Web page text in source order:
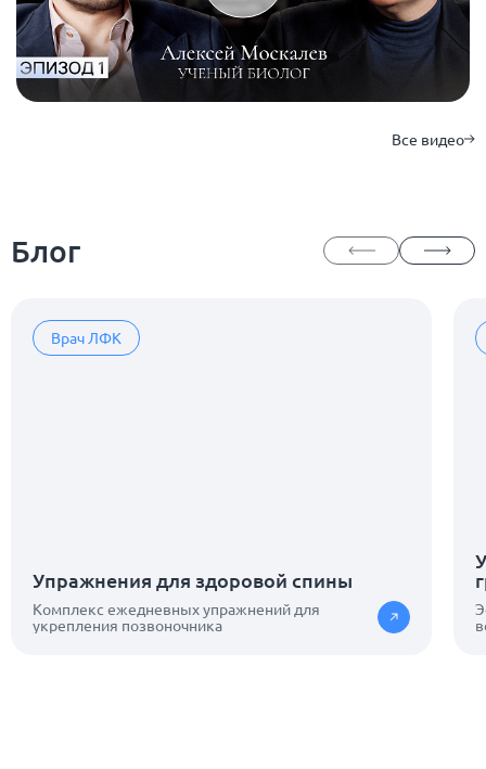
Все видео
Блог
Врач ЛФК
Упражнения для здоровой спины
Комплекс ежедневных упражнений для
укрепления позвоночника